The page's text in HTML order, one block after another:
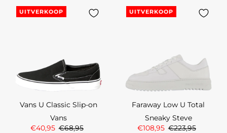
UITVERKOOP
Vans U Classic Slip-on
Vans
€40,95 €68,95
UITVERKOOP
Faraway Low U Total
Sneaky Steve
€108,95 €223,95